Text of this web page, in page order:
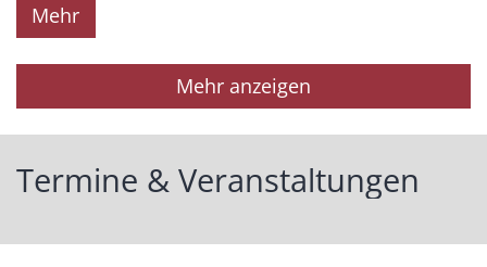
Mehr
Mehr anzeigen
Termine & Veranstaltungen